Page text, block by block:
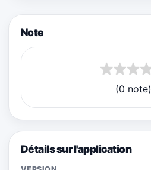
Note
(0 note)
Détails sur l'application